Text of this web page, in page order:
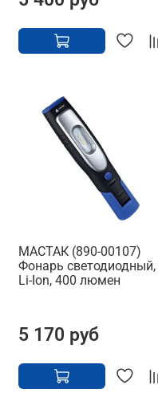
МАСТАК (890-00107)
Фонарь светодиодный,
Li-Ion, 400 люмен
5 170 руб